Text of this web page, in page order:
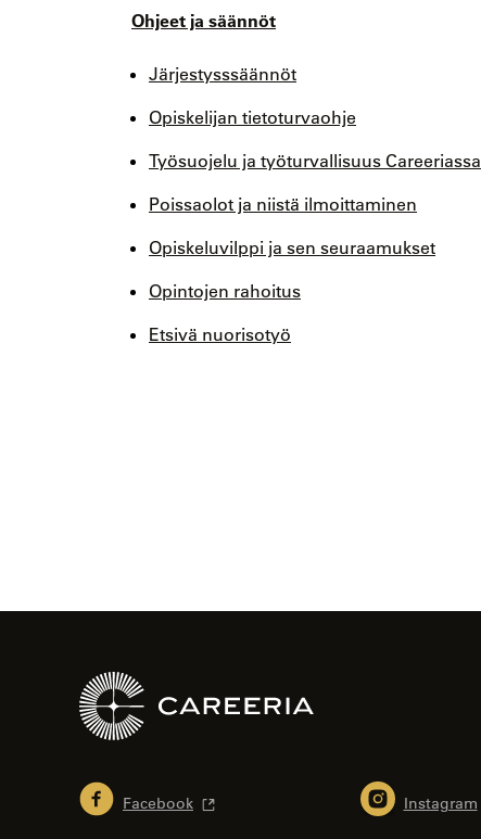
Ohjeet ja säännöt
Järjestysssäännöt
Opiskelijan tietoturvaohje
Työsuojelu ja työturvallisuus Careeriassa
Poissaolot ja niistä ilmoittaminen
Opiskeluvilppi ja sen seuraamukset
Opintojen rahoitus
Etsivä nuorisotyö
Facebook Instagram